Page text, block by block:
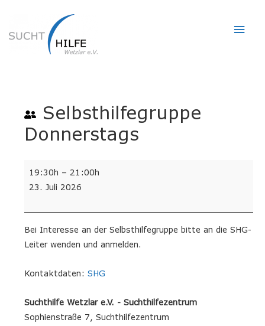
Selbsthilfegruppe
Donnerstags
Selbsthilfegruppe
Donnerstags
19:30h – 21:00h
23. Juli 2026
Bei Interesse an der Selbsthilfegruppe bitte an die SHG-
Leiter wenden und anmelden.
Kontaktdaten: SHG
Suchthilfe Wetzlar e.V. - Suchthilfezentrum
Sophienstraße 7
Suchthilfezentrum